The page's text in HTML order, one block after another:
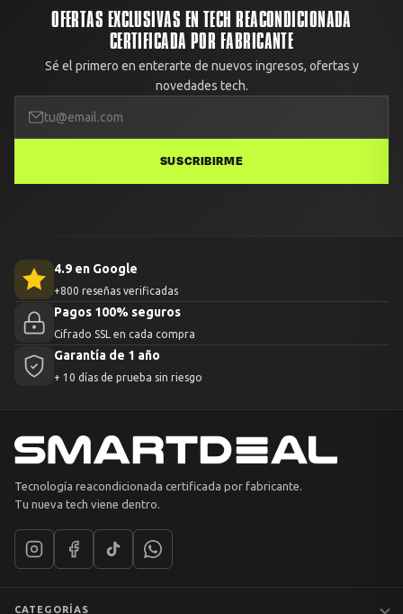
OFERTAS EXCLUSIVAS EN TECH REACONDICIONADA
CERTIFICADA POR FABRICANTE
Sé el primero en enterarte de nuevos ingresos, ofertas y
novedades tech.
SUSCRIBIRME
4.9 en Google
+800 reseñas verificadas
Pagos 100% seguros
Cifrado SSL en cada compra
Garantía de 1 año
+ 10 días de prueba sin riesgo
Tecnología reacondicionada certificada por fabricante.
Tu nueva tech viene dentro.
CATEGORÍAS